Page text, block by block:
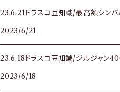
23.6.21ドラスコ豆知識/最高額シンバ
2023/6/21
23.6.18ドラスコ豆知識/ジルジャン
2023/6/18